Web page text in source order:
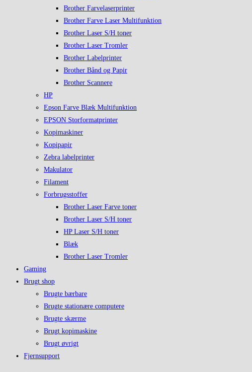
Brother Farvelaserprinter
Brother Farve Laser Multifunktion
Brother Laser S/H toner
Brother Laser Tromler
Brother Labelprinter
Brother Bånd og Papir
Brother Scannere
HP
Epson Farve Blæk Multifunktion
EPSON Storformatprinter
Kopimaskiner
Kopipapir
Zebra labelprinter
Makulator
Filament
Forbrugsstoffer
Brother Laser Farve toner
Brother Laser S/H toner
HP Laser S/H toner
Blæk
Brother Laser Tromler
Gaming
Brugt shop
Brugte bærbare
Brugte stationære computere
Brugte skærme
Brugt kopimaskine
Brugt øvrigt
Fjernsupport